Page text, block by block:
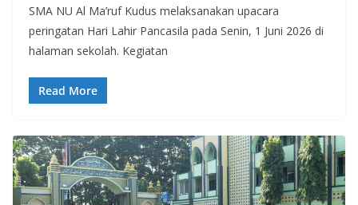
SMA NU Al Ma’ruf Kudus melaksanakan upacara
peringatan Hari Lahir Pancasila pada Senin, 1 Juni 2026 di
halaman sekolah. Kegiatan
Read More